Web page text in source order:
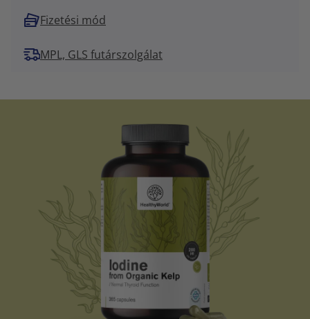
Fizetési mód
MPL, GLS futárszolgálat